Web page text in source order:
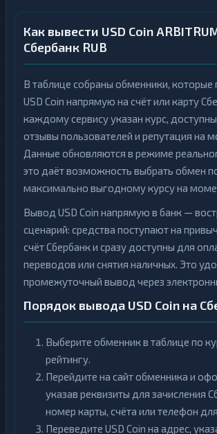
Как вывести USD Coin
Сбербанк RUB
В таблице собраны обменники, которые
USD Coin напрямую на счёт или карту
каждому сервису указан курс,
отзывы пользователей и репутация на
Данные обновляются в режиме
это даёт возможность выбрать обмен
максимально выгодному курсу на
Вывод USD Coin напрямую в банк —
сценарий: средства поступают на
счёт Сбербанк и сразу доступны для
переводов или снятия наличных. Это
промежуточный вывод через
Порядок вывода USD Coin на
Выберите обменник в таблице по
рейтингу.
Перейдите на сайт обменника и
указав реквизиты для зачисления
номер карты, счёта или телефон
Переведите USD Coin на адрес,